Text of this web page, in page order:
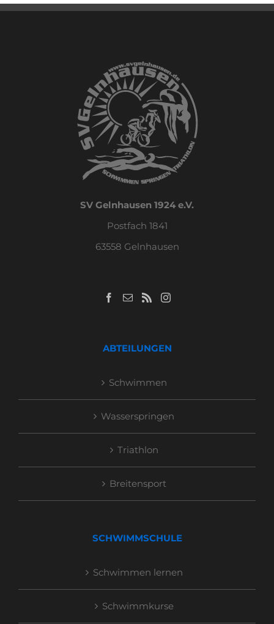
SV Gelnhausen 1924 e.V.
Postfach 1841
63558 Gelnhausen
ABTEILUNGEN
Schwimmen
Wasserspringen
Triathlon
Breitensport
SCHWIMMSCHULE
Schwimmen lernen
Schwimmkurse